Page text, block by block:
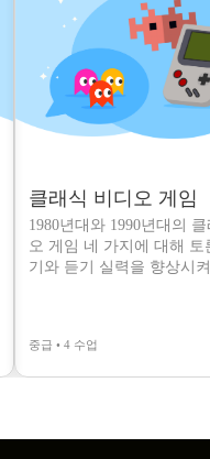
클래식 비디오 게임
1980년대와 1990년대의
오 게임 네 가지에 대해 토
기와 듣기 실력을 향상시
중급 • 4 수업